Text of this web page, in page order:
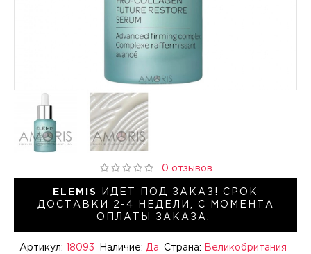
ELEMIS
ИДЕТ ПОД ЗАКАЗ! СРОК
ДОСТАВКИ 2-4 НЕДЕЛИ, С МОМЕНТА
ОПЛАТЫ ЗАКАЗА.
Артикул: 18093 Наличие: Да Страна:
Великобритания
0 отзывов